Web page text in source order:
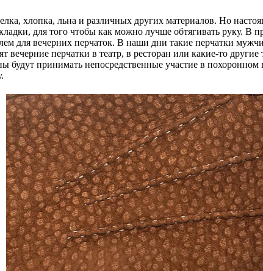
хлопка, льна и различных других материалов. Но
для того чтобы как можно лучше обтягивать руку. В
для вечерних перчаток. В наши дни такие перчатки
перчатки в театр, в ресторан или какие-то
будут принимать непосредственные участие в